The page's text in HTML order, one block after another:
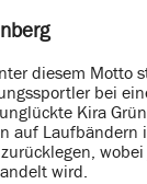
diesem Motto
bei
Kira
auf Laufbändern
wird.